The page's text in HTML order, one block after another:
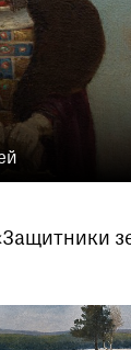
по телефону
692-37-31
нам на